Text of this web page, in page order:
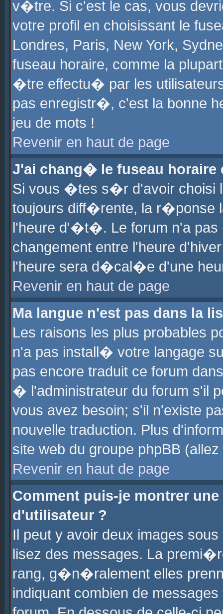
v�tre. Si c'est le cas, vous
votre profil en choisissant le
Londres, Paris, New York,
fuseau horaire, comme la
�tre effectu� par les
pas enregistr�, c'est la bonne
jeu de mots !
Revenir en haut de page
J'ai chang� le fuseau horaire
Si vous �tes s�r d'avoir choisi
toujours diff�rente, la r�ponse
l'heure d'�t�. Le forum n'a
changement entre l'heure
l'heure sera d�cal�e d'une
Revenir en haut de page
Ma langue n'est pas dans la
Les raisons les plus probables
n'a pas install� votre langage
pas encore traduit ce forum
� l'administrateur du forum s'il
vous avez besoin; s'il n'existe
nouvelle traduction. Plus
site web du groupe phpBB
Revenir en haut de page
Comment puis-je montrer
d'utilisateur ?
Il peut y avoir deux images
lisez des messages. La
rang, g�n�ralement elles
indiquant combien de